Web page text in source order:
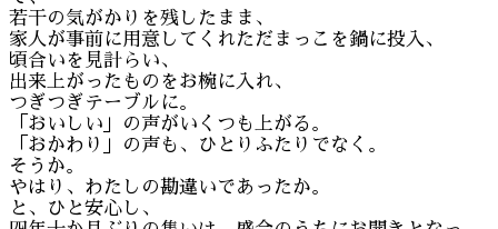
若干の気がかりを残したまま、
家人が事前に用意してくれただまっこを鍋に投入、
頃合いを見計らい、
出来上がったものをお椀に入れ、
つぎつぎテーブルに。
「おいしい」の声がいくつも上がる。
「おかわり」の声も、ひとりふたりでなく。
そうか。
やはり、わたしの勘違いであったか。
と、ひと安心し、